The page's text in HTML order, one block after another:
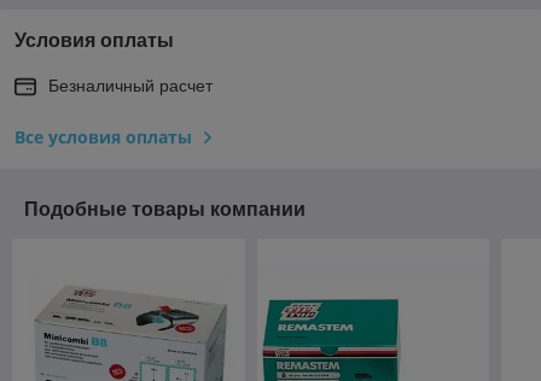
Условия оплаты
Безналичный расчет
Все условия оплаты
Подобные товары компании